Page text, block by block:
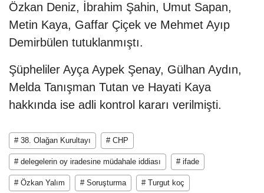
Özkan Deniz, İbrahim Şahin, Umut Sapan,
Metin Kaya, Gaffar Çiçek ve Mehmet Ayıp
Demirbülen tutuklanmıştı.
Şüpheliler Ayça Aypek Şenay, Gülhan Aydın,
Melda Tanışman Tutan ve Hayati Kaya
hakkında ise adli kontrol kararı verilmişti.
# 38. Olağan Kurultayı # CHP
# delegelerin oy iradesine müdahale iddiası # ifade
# Özkan Yalım # Soruşturma # Turgut koç